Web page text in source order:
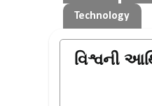
Technology
વિશ્વની